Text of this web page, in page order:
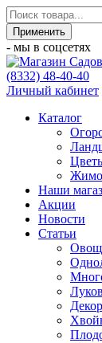
- мы в соцсетях
(8332) 48-40-40
Личный кабинет
Каталог
Наши
Акции
Новости
Статьи